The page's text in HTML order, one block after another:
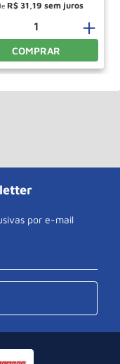
R$ 31 19
＋
COMPRAR
por e-mail